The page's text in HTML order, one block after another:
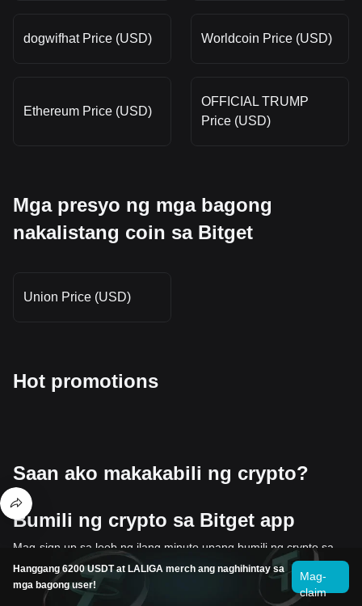
dogwifhat Price (USD) Worldcoin Price (USD)
Ethereum Price (USD)
OFFICIAL TRUMP
Price (USD)
Mga presyo ng mga bagong
nakalistang coin sa Bitget
Union Price (USD)
Hot promotions
Saan ako makakabili ng crypto?
Bumili ng crypto sa Bitget app
Mag-sign up sa loob ng ilang minuto upang bumili ng crypto sa
pamamagitan ng credit card o bank transfer.
Hanggang 6200 USDT at LALIGA merch ang naghihintay sa
mga bagong user!
Mag-
claim